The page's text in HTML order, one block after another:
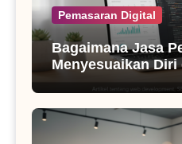
Pemasaran Digital
Bagaimana Jasa
Menyesuaikan Diri
SEO Masa Kini